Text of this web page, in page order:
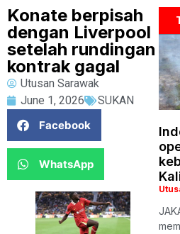
Konate berpisah
dengan Liverpool
setelah rundingan
kontrak gagal
Utusan Sarawak
June 1, 2026
SUKAN
Facebook
WhatsApp